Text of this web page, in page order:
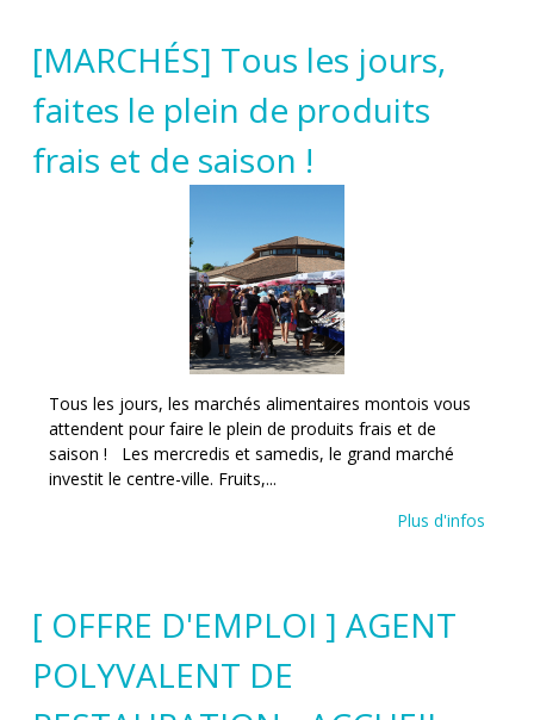
[MARCHÉS] Tous les jours,
faites le plein de produits
frais et de saison !
Tous les jours, les marchés alimentaires montois vous
attendent pour faire le plein de produits frais et de
saison ! Les mercredis et samedis, le grand marché
investit le centre-ville. Fruits,...
Plus d'infos
[ OFFRE D'EMPLOI ] AGENT
POLYVALENT DE